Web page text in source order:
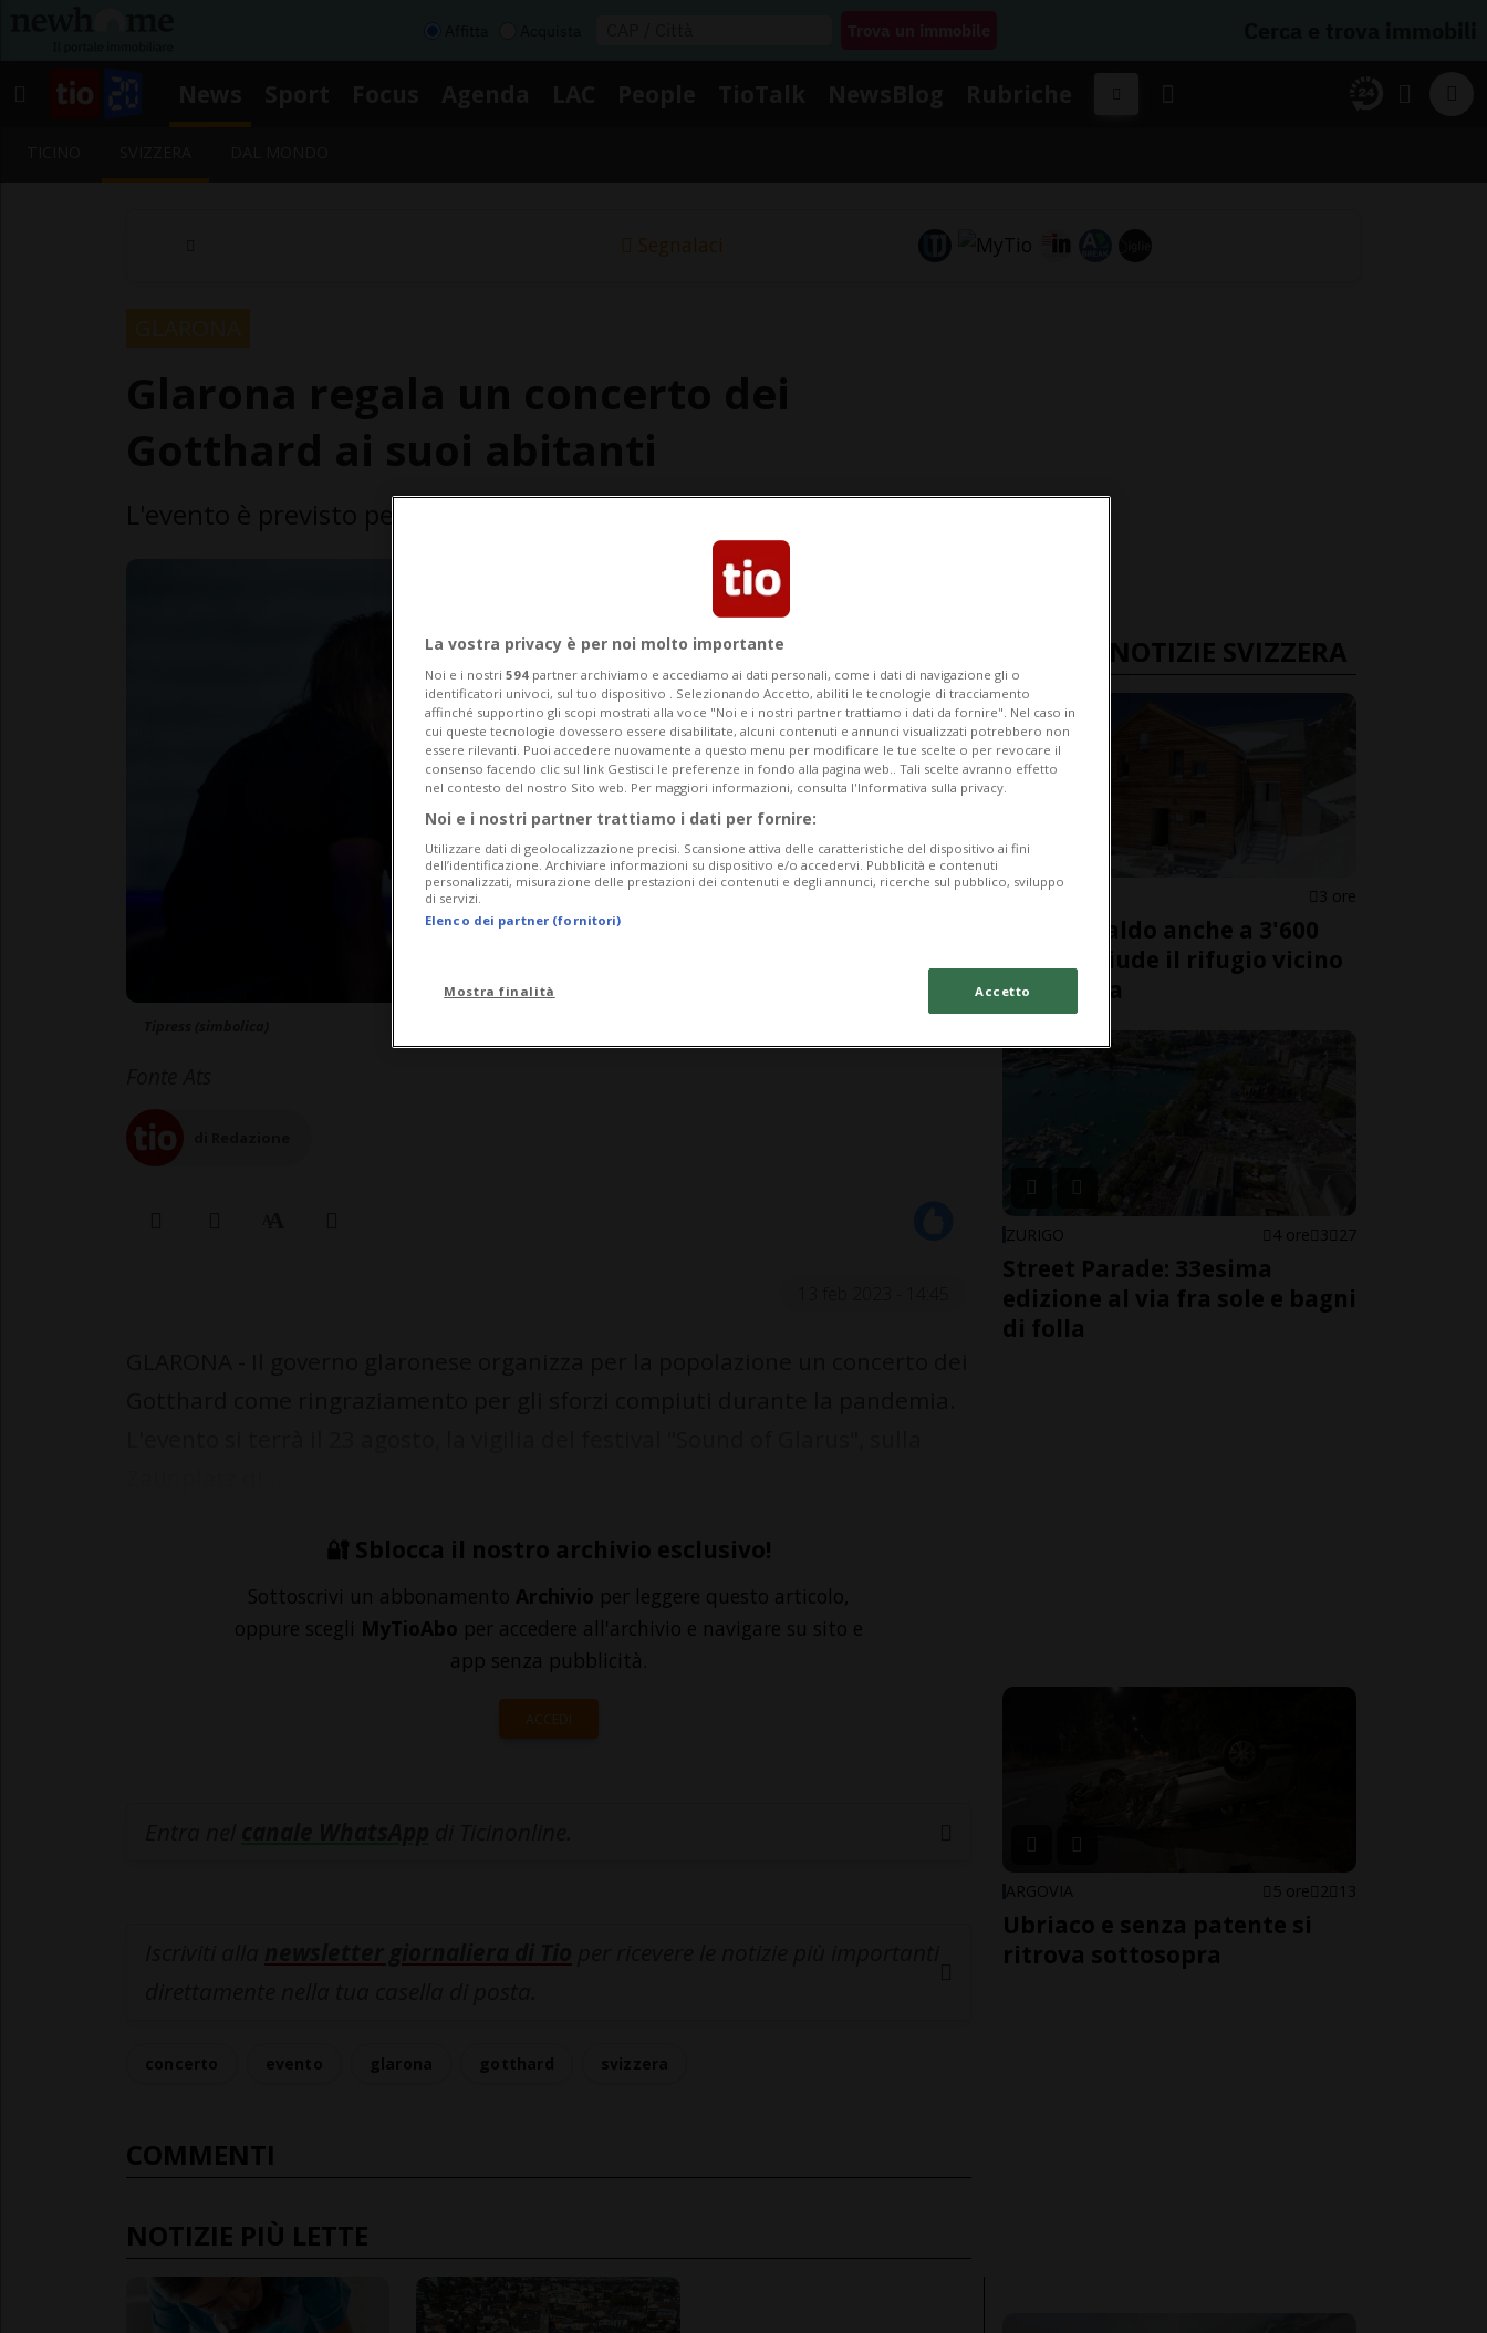
Segnalaci
🔐 Sblocca il nostro archivio esclusivo!
Sottoscrivi un abbonamento Archivio per leggere questo articolo,
oppure scegli MyTioAbo per accedere all'archivio e navigare su sito e
app senza pubblicità.
ACCEDI
COMMENTI
NOTIZIE PIÙ LETTE
ULTIME NOTIZIE SVIZZERA
GRIGIONI 3 ore
Troppo caldo anche a 3'600
metri: chiude il rifugio vicino
al Bernina
ZURIGO 4 ore 3 27
Street Parade: 33esima
edizione al via fra sole e bagni
di folla
ARGOVIA 5 ore 2 13
Ubriaco e senza patente si
ritrova sottosopra
La vostra privacy è per noi molto importante
Noi e i nostri 594 partner archiviamo e accediamo ai dati personali, come i dati di navigazione gli o
identificatori univoci, sul tuo dispositivo . Selezionando Accetto, abiliti le tecnologie di tracciamento
affinché supportino gli scopi mostrati alla voce "Noi e i nostri partner trattiamo i dati da fornire". Nel caso in
cui queste tecnologie dovessero essere disabilitate, alcuni contenuti e annunci visualizzati potrebbero non
essere rilevanti. Puoi accedere nuovamente a questo menu per modificare le tue scelte o per revocare il
consenso facendo clic sul link Gestisci le preferenze in fondo alla pagina web.. Tali scelte avranno effetto
nel contesto del nostro Sito web. Per maggiori informazioni, consulta l'Informativa sulla privacy.
Noi e i nostri partner trattiamo i dati per fornire:
Utilizzare dati di geolocalizzazione precisi. Scansione attiva delle caratteristiche del dispositivo ai fini
dell’identificazione. Archiviare informazioni su dispositivo e/o accedervi. Pubblicità e contenuti
personalizzati, misurazione delle prestazioni dei contenuti e degli annunci, ricerche sul pubblico, sviluppo
di servizi.
Elenco dei partner (fornitori)
Mostra finalità Accetto